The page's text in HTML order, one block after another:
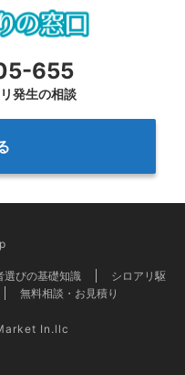
655
発生の相談
選びの基礎知識
シロアリ駆
無料相談・お見積り
In.llc